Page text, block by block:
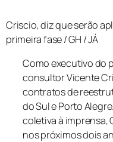
Criscio, diz que serão
primeira fase / GH / JÁ
Como executivo do
consultor Vicente
contratos de
do Sul e Porto
coletiva à imprensa,
nos próximos dois